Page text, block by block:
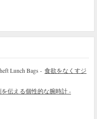
食欲をなくすジ
伝える個性的な腕時計 -